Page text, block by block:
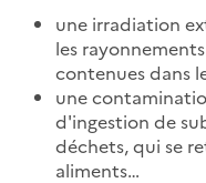
une irradiation
les
contenues dans
une
d'ingestion de
déchets, qui se
aliments…